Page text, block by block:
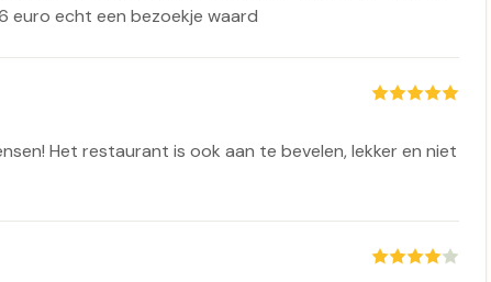
euro echt een bezoekje waard
Het restaurant is ook aan te bevelen, lekker en niet